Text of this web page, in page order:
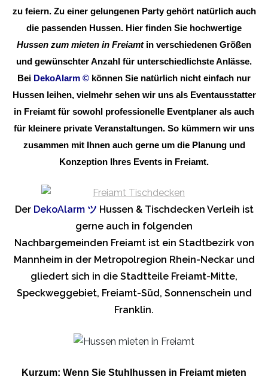
zu feiern. Zu einer gelungenen Party gehört natürlich auch
die passenden Hussen. Hier finden Sie hochwertige
Hussen zum mieten in Freiamtin verschiedenen Größen
und gewünschter Anzahl für unterschiedlichste Anlässe.
Bei DekoAlarm © können Sie natürlich nicht einfach nur
Hussen leihen, vielmehr sehen wir uns als Eventausstatter
in Freiamt für sowohl professionelle Eventplaner als auch
für kleinere private Veranstaltungen. So kümmern wir uns
zusammen mit Ihnen auch gerne um die Planung und
Konzeption Ihres Events in Freiamt.
Der DekoAlarm ツ Hussen & Tischdecken Verleih ist
gerne auch in folgenden
Nachbargemeinden Freiamt ist ein Stadtbezirk von
Mannheim in der Metropolregion Rhein-Neckar und
gliedert sich in die Stadtteile Freiamt-Mitte,
Speckweggebiet, Freiamt-Süd, Sonnenschein und
Franklin.
Kurzum: Wenn Sie Stuhlhussen in Freiamt mieten